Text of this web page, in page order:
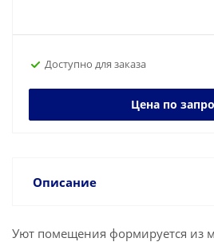
Доступно для заказа
Цена по
Описание
Уют помещения формируется из